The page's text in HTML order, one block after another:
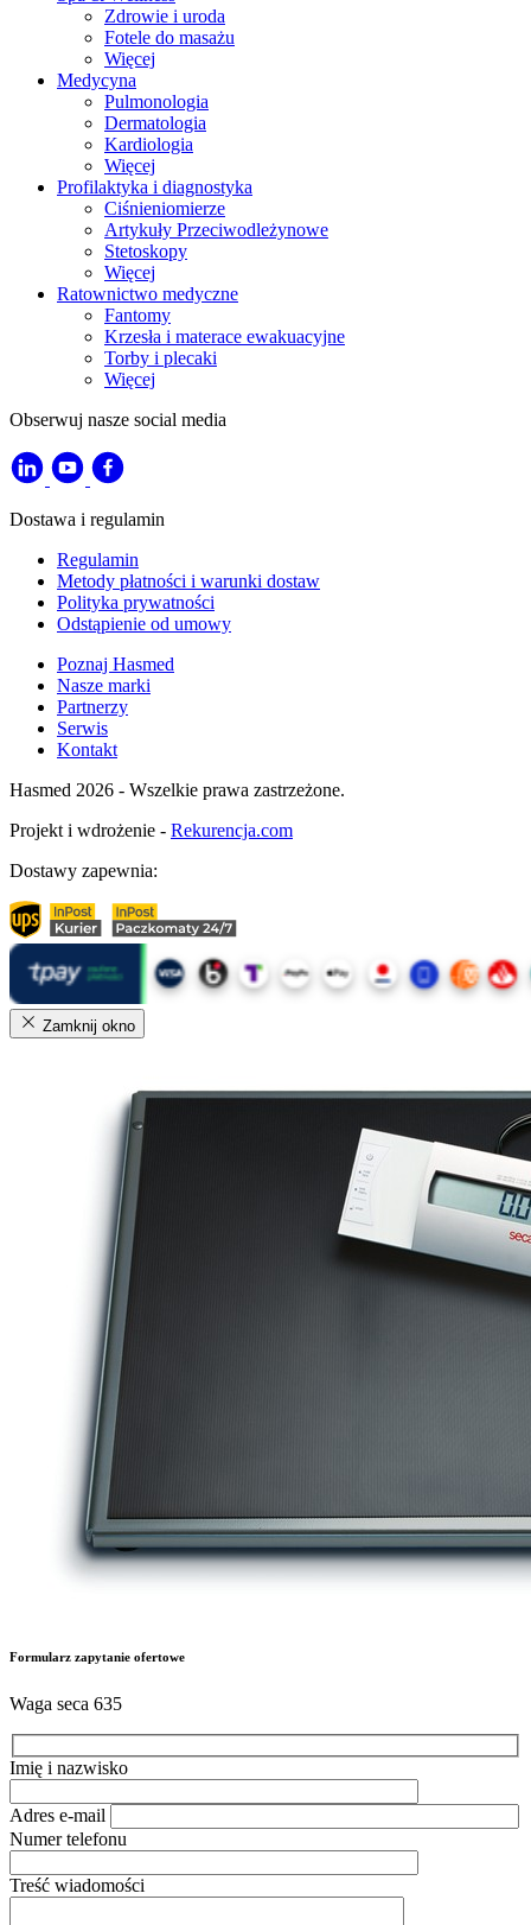
Zdrowie i uroda
Fotele do masażu
Więcej
Medycyna
Pulmonologia
Dermatologia
Kardiologia
Więcej
Profilaktyka i diagnostyka
Ciśnieniomierze
Artykuły Przeciwodleżynowe
Stetoskopy
Więcej
Ratownictwo medyczne
Fantomy
Krzesła i materace ewakuacyjne
Torby i plecaki
Więcej
Obserwuj nasze social media
Dostawa i regulamin
Regulamin
Metody płatności i warunki dostaw
Polityka prywatności
Odstąpienie od umowy
Poznaj Hasmed
Nasze marki
Partnerzy
Serwis
Kontakt
Hasmed 2026 - Wszelkie prawa zastrzeżone.
Projekt i wdrożenie - Rekurencja.com
Dostawy zapewnia:
Zamknij okno
Formularz zapytanie ofertowe
Waga seca 635
Imię i nazwisko
Adres e-mail
Numer telefonu
Treść wiadomości